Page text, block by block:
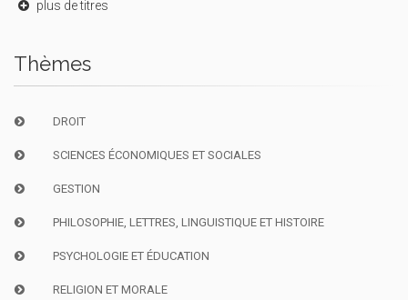
plus de titres
Thèmes
DROIT
SCIENCES ÉCONOMIQUES ET SOCIALES
GESTION
PHILOSOPHIE, LETTRES, LINGUISTIQUE ET HISTOIRE
PSYCHOLOGIE ET ÉDUCATION
RELIGION ET MORALE